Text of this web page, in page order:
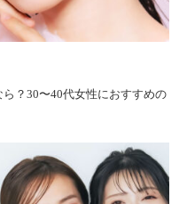
？30〜40代女性におすすめの